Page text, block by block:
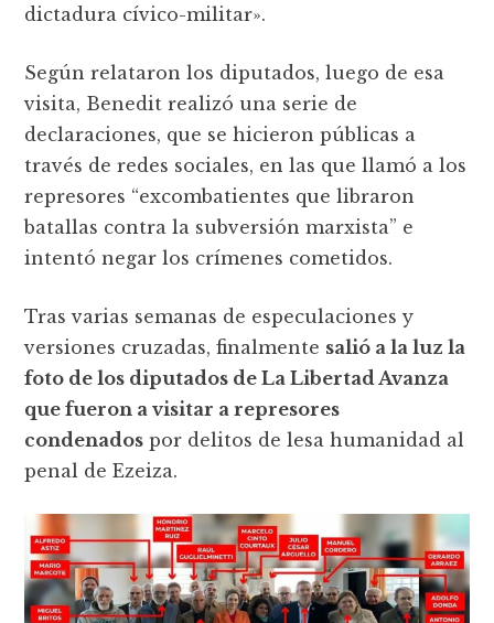
dictadura cívico-militar».
Según relataron los diputados, luego de esa
visita, Benedit realizó una serie de
declaraciones, que se hicieron públicas a
través de redes sociales, en las que llamó a los
represores “excombatientes que libraron
batallas contra la subversión marxista” e
intentó negar los crímenes cometidos.
Tras varias semanas de especulaciones y
versiones cruzadas, finalmente salió a la luz la
foto de los diputados de La Libertad Avanza
que fueron a visitar a represores
condenados por delitos de lesa humanidad al
penal de Ezeiza.